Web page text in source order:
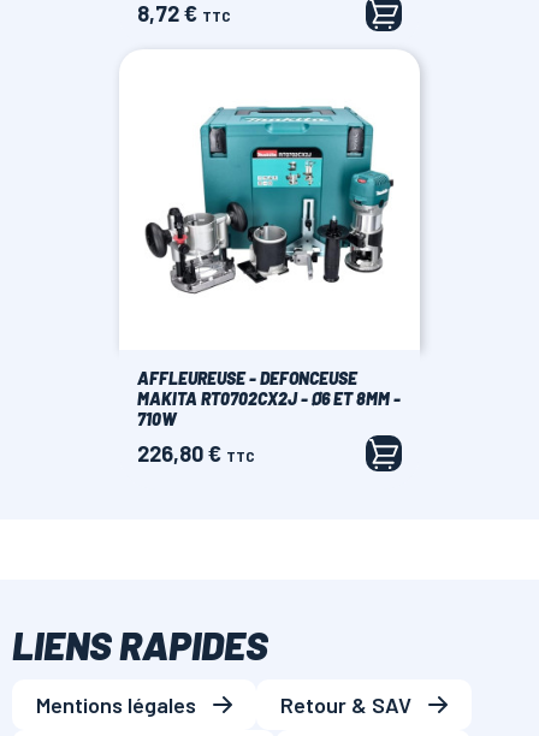
Prix
8,72 € TTC
AFFLEUREUSE - DEFONCEUSE
MAKITA RT0702CX2J - Ø6 ET 8MM -
710W
Prix
226,80 € TTC
LIENS RAPIDES
Mentions légales
Retour & SAV